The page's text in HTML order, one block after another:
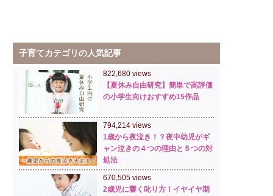
子育てカテゴリの人気記事
822,680 views
【夏休み自由研究】簡単で高評価
の小学生向けおすすめ15作品
794,214 views
1歳から夜泣き！？夜中幼児がギ
ャン泣きの４つの理由と５つの対
処法
670,505 views
2歳児に響く叱り方！イヤイヤ期